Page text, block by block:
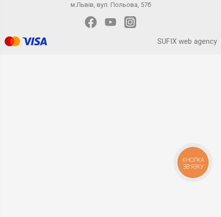
м.Львів, вул. Польова, 57б
SUFIX web agency
КНОПКА
ЗВ'ЯЗКУ